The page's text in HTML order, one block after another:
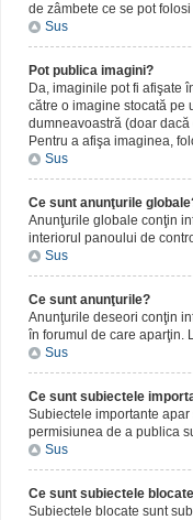
de zâmbete ce se pot
Sus
Pot publica imagini?
Da, imaginile pot fi afişate
către o imagine stocată pe
dumneavoastră (doar
Pentru a afişa imaginea,
Sus
Ce sunt anunţurile
Anunţurile globale conţin
interiorul panoului de
Sus
Ce sunt anunţurile?
Anunţurile deseori conţin
în forumul de care aparţin.
Sus
Ce sunt subiectele
Subiectele importante
permisiunea de a publica
Sus
Ce sunt subiectele
Subiectele blocate sunt